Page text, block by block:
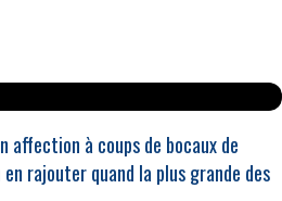
affection à coups de bocaux de
rajouter quand la plus grande des